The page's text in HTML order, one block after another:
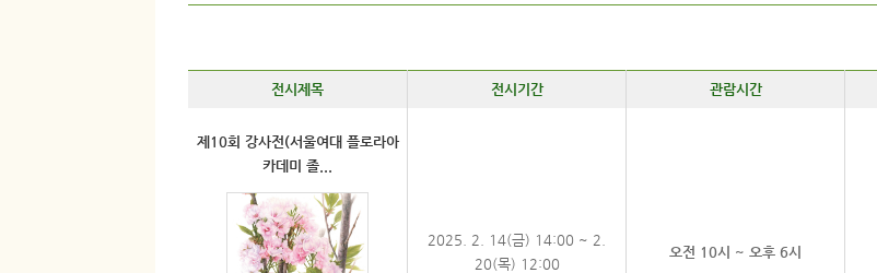
전시제목 전시기간 관람시간
제10회 강사전(서울여대 플로라아
카데미 졸...
2025. 2. 14(금) 14:00 ~ 2.
20(목) 12:00
오전 10시 ~ 오후 6시